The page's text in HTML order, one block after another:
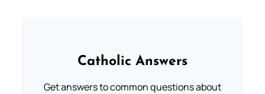
Catholic Answers
Get answers to common questions about